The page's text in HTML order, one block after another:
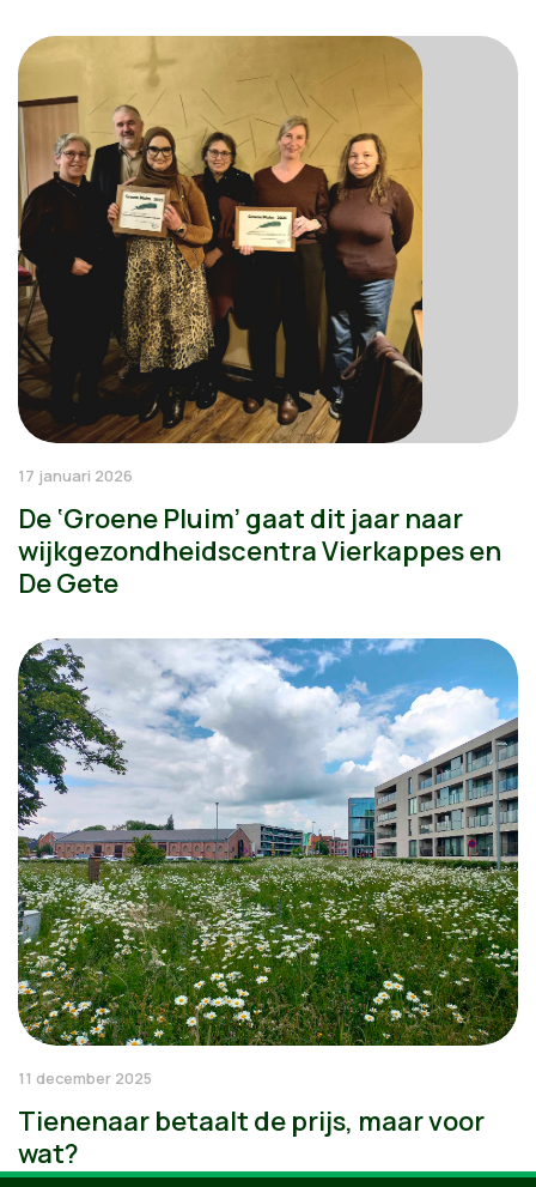
17 januari 2026
De ‘Groene Pluim’ gaat dit jaar naar
wijkgezondheidscentra Vierkappes en
De Gete
11 december 2025
Tienenaar betaalt de prijs, maar voor
wat?